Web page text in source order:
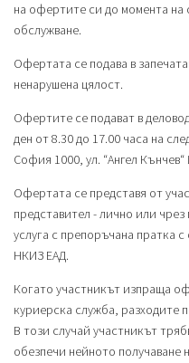
на офертите си до момента на
обслужване.
Офертата се подава в
ненарушена цялост.
Офертите се подават в
ден от 8.30 до 17.00 часа на
София 1000, ул. “Ангел
Офертата се представя от
представител - лично или
услуга с препоръчана пратка
НКИЗ ЕАД.
Когато участникът изпраща
куриерска служба, разходите
В този случай участникът
обезпечи нейното получаване